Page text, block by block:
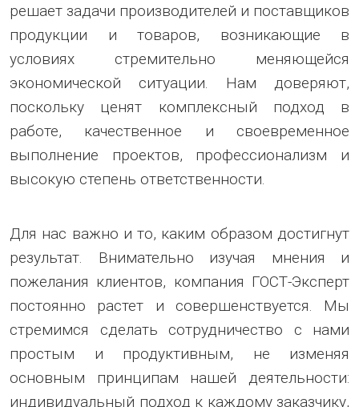
решает задачи производителей и поставщиков
продукции и товаров, возникающие в
условиях стремительно меняющейся
экономической ситуации. Нам доверяют,
поскольку ценят комплексный подход в
работе, качественное и своевременное
выполнение проектов, профессионализм и
высокую степень ответственности.
Для нас важно и то, каким образом достигнут
результат. Внимательно изучая мнения и
пожелания клиентов, компания ГОСТ-Эксперт
постоянно растет и совершенствуется. Мы
стремимся сделать сотрудничество с нами
простым и продуктивным, не изменяя
основным принципам нашей деятельности:
индивидуальный подход к каждому заказчику,